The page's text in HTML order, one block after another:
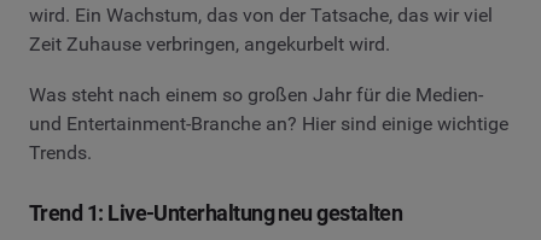
wird. Ein Wachstum, das von der Tatsache, das wir viel
Zeit Zuhause verbringen, angekurbelt wird.
Was steht nach einem so großen Jahr für die Medien-
und Entertainment-Branche an? Hier sind einige wichtige
Trends.
Trend 1: Live-Unterhaltung neu gestalten